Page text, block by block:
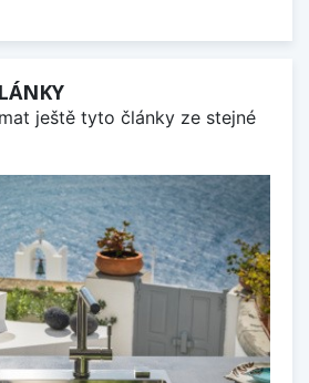
ještě tyto články ze stejné